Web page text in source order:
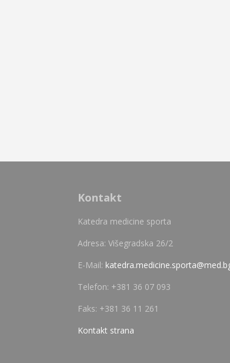
Kontakt
Katedra medicine sporta
Adresa: Višegradska 26/2
E-Mail:
Telefon: +381 36 07 093
Faks: +381 36 11 261
Kontakt strana